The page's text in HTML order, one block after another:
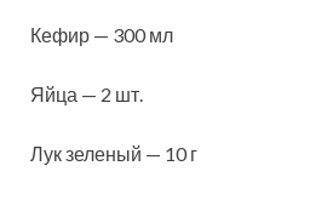
Кефир — 300 мл
Яйца — 2 шт.
Лук зеленый — 10 г